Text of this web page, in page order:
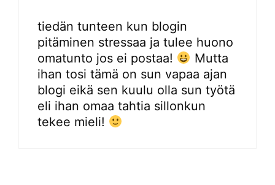
tiedän tunteen kun blogin
pitäminen stressaa ja tulee huono
omatunto jos ei postaa!
Mutta
ihan tosi tämä on sun vapaa ajan
blogi eikä sen kuulu olla sun työtä
eli ihan omaa tahtia sillonkun
tekee mieli!